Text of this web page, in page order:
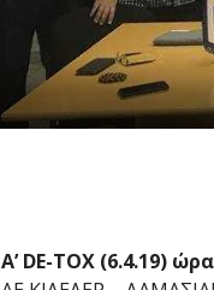
Α’ DE-TOX (6.4.19)